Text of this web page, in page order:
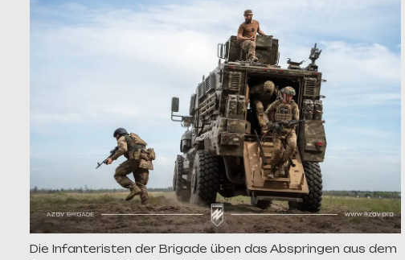
Die Infanteristen der Brigade üben das Abspringen aus dem